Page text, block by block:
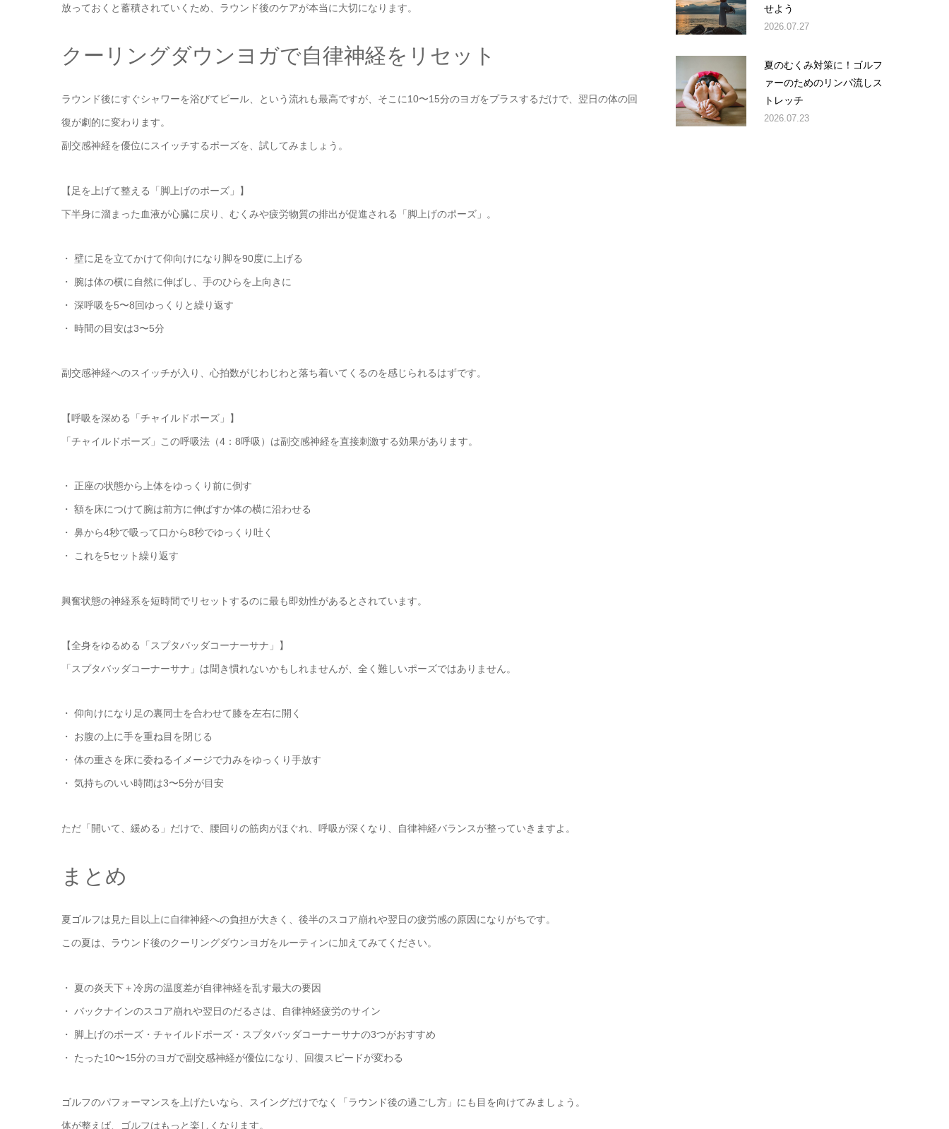
放っておくと蓄積されていくため、ラウンド後のケアが本当に大切になります。
クーリングダウンヨガで自律神経をリセット
ラウンド後にすぐシャワーを浴びてビール、という流れも最高ですが、そこに10〜15分のヨガをプラスするだけで、翌日の体の回
復が劇的に変わります。
副交感神経を優位にスイッチするポーズを、試してみましょう。
【足を上げて整える「脚上げのポーズ」】
下半身に溜まった血液が心臓に戻り、むくみや疲労物質の排出が促進される「脚上げのポーズ」。
・ 壁に足を立てかけて仰向けになり脚を90度に上げる
・ 腕は体の横に自然に伸ばし、手のひらを上向きに
・ 深呼吸を5〜8回ゆっくりと繰り返す
・ 時間の目安は3〜5分
副交感神経へのスイッチが入り、心拍数がじわじわと落ち着いてくるのを感じられるはずです。
【呼吸を深める「チャイルドポーズ」】
「チャイルドポーズ」この呼吸法（4：8呼吸）は副交感神経を直接刺激する効果があります。
・ 正座の状態から上体をゆっくり前に倒す
・ 額を床につけて腕は前方に伸ばすか体の横に沿わせる
・ 鼻から4秒で吸って口から8秒でゆっくり吐く
・ これを5セット繰り返す
興奮状態の神経系を短時間でリセットするのに最も即効性があるとされています。
【全身をゆるめる「スプタバッダコーナーサナ」】
「スプタバッダコーナーサナ」は聞き慣れないかもしれませんが、全く難しいポーズではありません。
・ 仰向けになり足の裏同士を合わせて膝を左右に開く
・ お腹の上に手を重ね目を閉じる
・ 体の重さを床に委ねるイメージで力みをゆっくり手放す
・ 気持ちのいい時間は3〜5分が目安
ただ「開いて、緩める」だけで、腰回りの筋肉がほぐれ、呼吸が深くなり、自律神経バランスが整っていきますよ。
まとめ
夏ゴルフは見た目以上に自律神経への負担が大きく、後半のスコア崩れや翌日の疲労感の原因になりがちです。
この夏は、ラウンド後のクーリングダウンヨガをルーティンに加えてみてください。
・ 夏の炎天下＋冷房の温度差が自律神経を乱す最大の要因
・ バックナインのスコア崩れや翌日のだるさは、自律神経疲労のサイン
・ 脚上げのポーズ・チャイルドポーズ・スプタバッダコーナーサナの3つがおすすめ
・ たった10〜15分のヨガで副交感神経が優位になり、回復スピードが変わる
ゴルフのパフォーマンスを上げたいなら、スイングだけでなく「ラウンド後の過ごし方」にも目を向けてみましょう。
体が整えば、ゴルフはもっと楽しくなります。
せよう
2026.07.27
夏のむくみ対策に！ゴルフ
ァーのためのリンパ流しス
トレッチ
2026.07.23